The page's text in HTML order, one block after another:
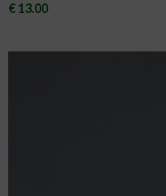
€ 13.00